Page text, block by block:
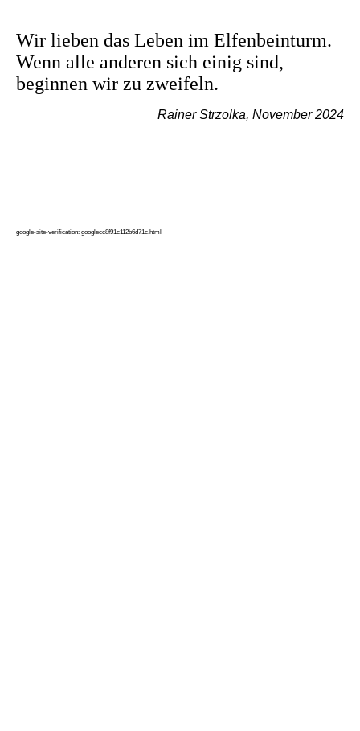
Wir lieben das Leben im Elfenbeinturm.
Wenn alle anderen sich einig sind,
beginnen wir zu zweifeln.
Rainer Strzolka, November 2024
google-site-verification: googlecc8f91c112b6d71c.html